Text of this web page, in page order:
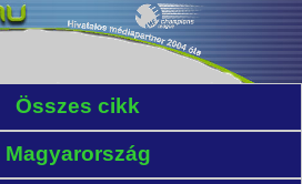
Összes cikk
Magyarország